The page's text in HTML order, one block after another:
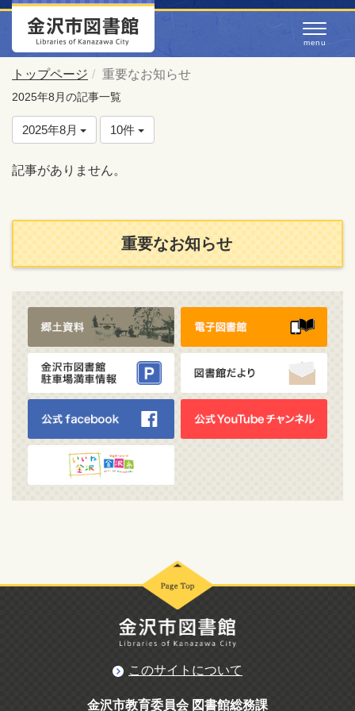
トップページ 重要なお知らせ
2025年8月の記事一覧
2025年8月 10件
記事がありません。
重要なお知らせ
このサイトについて
金沢市教育委員会 図書館総務課